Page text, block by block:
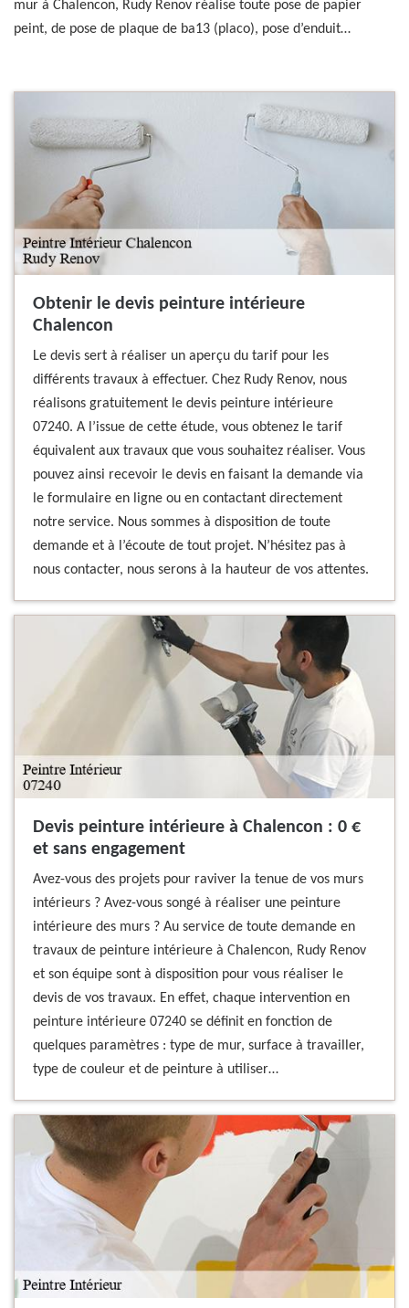
mur à Chalencon, Rudy Renov réalise toute pose de papier
peint, de pose de plaque de ba13 (placo), pose d’enduit…
Obtenir le devis peinture intérieure
Chalencon
Le devis sert à réaliser un aperçu du tarif pour les
différents travaux à effectuer. Chez Rudy Renov, nous
réalisons gratuitement le devis peinture intérieure
07240. A l’issue de cette étude, vous obtenez le tarif
équivalent aux travaux que vous souhaitez réaliser. Vous
pouvez ainsi recevoir le devis en faisant la demande via
le formulaire en ligne ou en contactant directement
notre service. Nous sommes à disposition de toute
demande et à l’écoute de tout projet. N’hésitez pas à
nous contacter, nous serons à la hauteur de vos attentes.
Devis peinture intérieure à Chalencon : 0 €
et sans engagement
Avez-vous des projets pour raviver la tenue de vos murs
intérieurs ? Avez-vous songé à réaliser une peinture
intérieure des murs ? Au service de toute demande en
travaux de peinture intérieure à Chalencon, Rudy Renov
et son équipe sont à disposition pour vous réaliser le
devis de vos travaux. En effet, chaque intervention en
peinture intérieure 07240 se définit en fonction de
quelques paramètres : type de mur, surface à travailler,
type de couleur et de peinture à utiliser…